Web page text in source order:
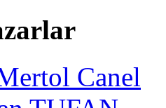
Canel